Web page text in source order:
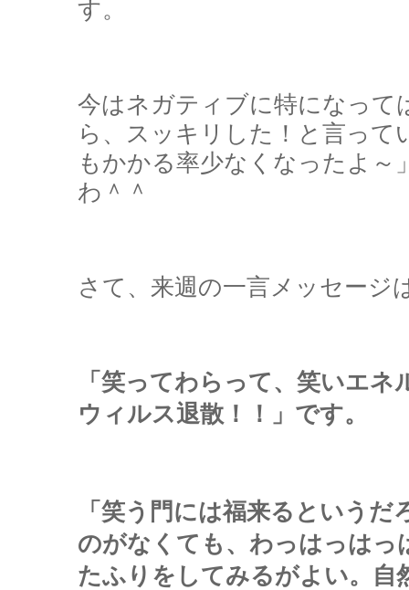
す。
今はネガティブに特になって
ら、スッキリした！と言って
もかかる率少なくなったよ～
わ＾＾
さて、来週の一言メッセージ
「笑ってわらって、笑いエ
ウィルス退散！！」です。
「笑う門には福来るという
のがなくても、わっはっはっ
たふりをしてみるがよい。自